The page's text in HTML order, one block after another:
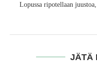
Lopussa ripotellaan
JÄTÄ